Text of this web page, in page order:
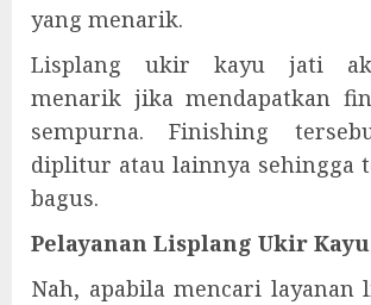
yang menarik.
Lisplang ukir kayu jati
menarik jika mendapatkan
sempurna. Finishing
diplitur atau lainnya sehingga
bagus.
Pelayanan Lisplang Ukir Kayu
Nah, apabila mencari layanan